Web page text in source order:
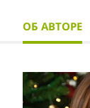
ОБ АВТОРЕ